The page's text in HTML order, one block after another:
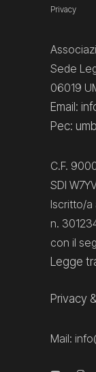
Privacy
Sede
06019
Email:
Pec:
C.F.
SDI
Iscritto/a
n.
con il
Legge
Privacy
Mail: